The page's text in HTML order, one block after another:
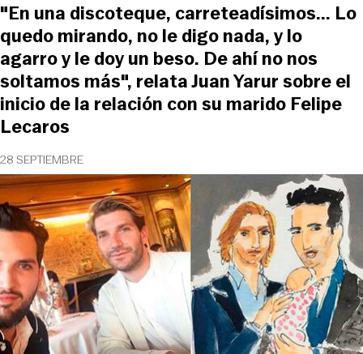
28 SEPTIEMBRE
"En una discoteque, carreteadísimos... Lo
quedo mirando, no le digo nada, y lo
agarro y le doy un beso. De ahí no nos
soltamos más", relata Juan Yarur sobre el
inicio de la relación con su marido Felipe
Lecaros